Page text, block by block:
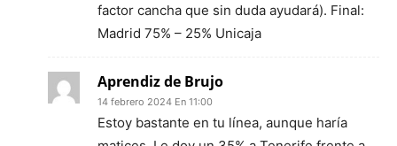
factor cancha que sin duda ayudará). Final:
Madrid 75% – 25% Unicaja
Aprendiz de Brujo
14 febrero 2024 En 11:00
Estoy bastante en tu línea, aunque haría